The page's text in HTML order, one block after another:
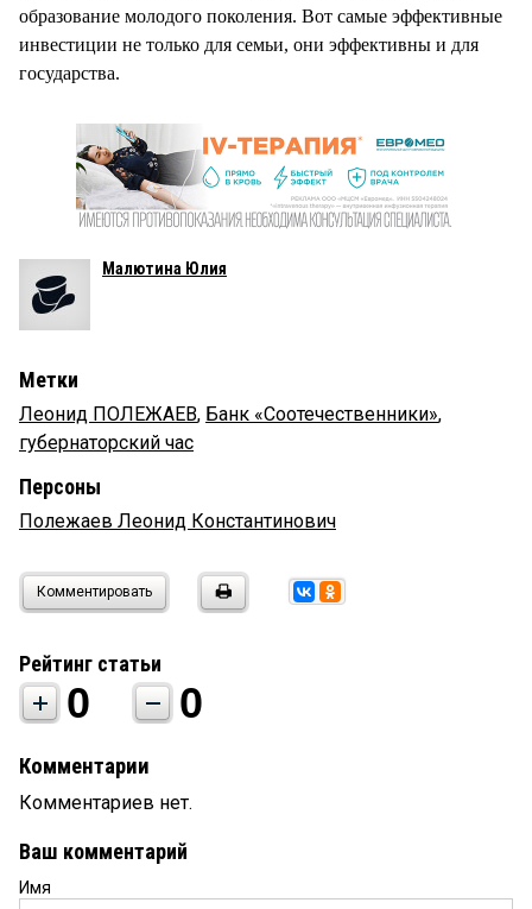
образование молодого поколения. Вот самые эффективные
инвестиции не только для семьи, они эффективны и для
государства.
Малютина Юлия
Метки
Леонид ПОЛЕЖАЕВ, Банк «Соотечественники»,
губернаторский час
Персоны
Полежаев Леонид Константинович
Комментировать
Рейтинг статьи
0 0
Комментарии
Комментариев нет.
Ваш комментарий
Имя